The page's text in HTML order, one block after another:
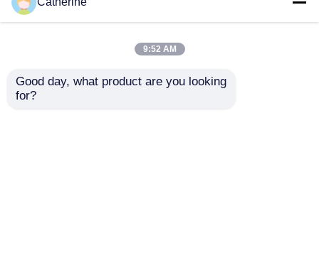
Schlüssel 100% der
Aktivierungs-on-line--
Code Mak Windowss
11
9:52 AM
Good day, what product are you looking
for?